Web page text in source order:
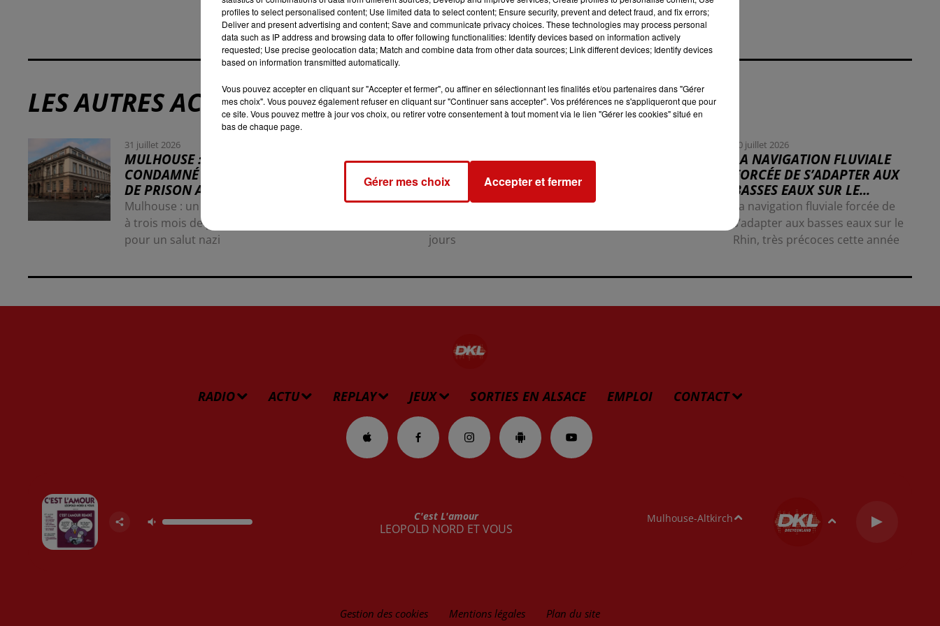
LES AUTRES ACTUALITÉS
31 juillet 2026
MULHOUSE : UN HOMME
CONDAMNÉ À TROIS MOIS
DE PRISON AVEC SURSIS...
Mulhouse : un homme condamné
à trois mois de prison avec sursis
pour un salut nazi
LA 77E FOIRE AUX VINS DE
COLMAR OUVRE SES PORTES
PENDANT 10 JOURS
la 77e Foire aux vins de Colmar
jours
30 juillet 2026
LA NAVIGATION FLUVIALE
FORCÉE DE S’ADAPTER AUX
BASSES EAUX SUR LE...
La navigation fluviale forcée de
s’adapter aux basses eaux sur le
Rhin, très précoces cette année
RADIO ACTU REPLAY JEUX SORTIES EN ALSACE EMPLOI CONTACT
C'est L'amour
LEOPOLD NORD ET VOUS
Mulhouse-Altkirch
Gestion des cookies Mentions légales Plan du site
profiles to select personalised content; Use limited data to select content; Ensure security, prevent and detect fraud, and fix errors;
Deliver and present advertising and content; Save and communicate privacy choices. These technologies may process personal
data such as IP address and browsing data to offer following functionalities: Identify devices based on information actively
requested; Use precise geolocation data; Match and combine data from other data sources; Link different devices; Identify devices
based on information transmitted automatically.
Vous pouvez accepter en cliquant sur "Accepter et fermer", ou affiner en sélectionnant les finalités et/ou partenaires dans "Gérer
mes choix". Vous pouvez également refuser en cliquant sur "Continuer sans accepter". Vos préférences ne s'appliqueront que pour
ce site. Vous pouvez mettre à jour vos choix, ou retirer votre consentement à tout moment via le lien "Gérer les cookies" situé en
bas de chaque page.
Gérer mes choix Accepter et fermer